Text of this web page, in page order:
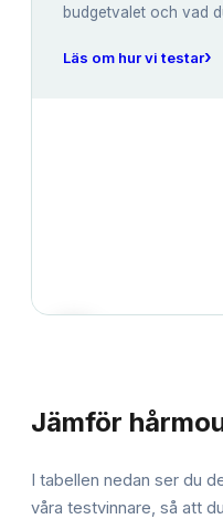
budgetvalet och vad
Läs om hur vi testar›
Jämför
I tabellen nedan ser du
våra testvinnare, så att